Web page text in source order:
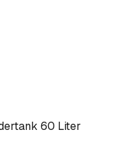
60 Liter